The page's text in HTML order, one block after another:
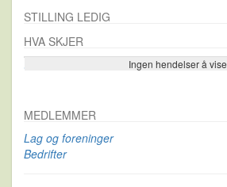
STILLING LEDIG
HVA SKJER
Ingen hendelser å vise
Se flere…
MEDLEMMER
Lag og foreninger
Bedrifter